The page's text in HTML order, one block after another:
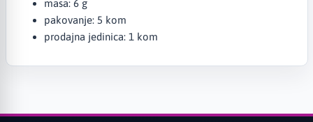
masa: 6 g
pakovanje: 5 kom
prodajna jedinica: 1 kom